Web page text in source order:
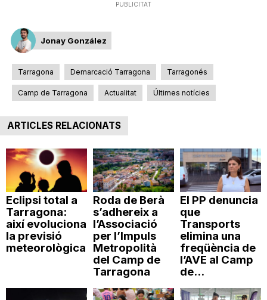
a
PUBLICITAT
Jonay González
Tarragona Demarcació Tarragona Tarragonés
Camp de Tarragona Actualitat Últimes notícies
ARTICLES RELACIONATS
Eclipsi total a
Tarragona:
així evoluciona
la previsió
meteorològica
Roda de Berà
s’adhereix a
l’Associació
per l’Impuls
Metropolità
del Camp de
Tarragona
El PP denuncia
que
Transports
elimina una
freqüència de
l’AVE al Camp
de...